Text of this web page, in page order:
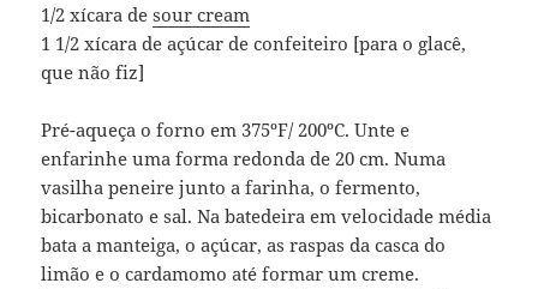
1/2 xícara desour cream
1 1/2 xícara de açúcar de confeiteiro [para o glacê,
que não fiz]
Pré-aqueça o forno em 375ºF/ 200ºC. Unte e
enfarinhe uma forma redonda de 20 cm. Numa
vasilha peneire junto a farinha, o fermento,
bicarbonato e sal. Na batedeira em velocidade média
bata a manteiga, o açúcar, as raspas da casca do
limão e o cardamomo até formar um creme.